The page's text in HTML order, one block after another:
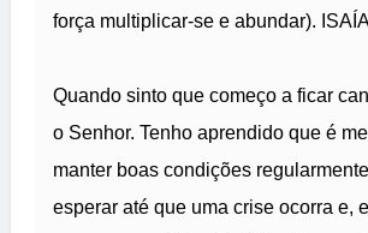
força multiplicar-se e abundar).
Quando sinto que começo a ficar
o Senhor. Tenho aprendido que é
manter boas condições
esperar até que uma crise ocorra e,